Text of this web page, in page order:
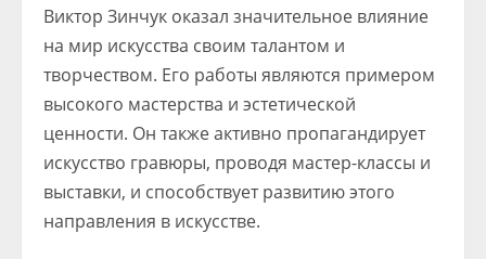
Виктор Зинчук оказал значительное влияние
на мир искусства своим талантом и
творчеством. Его работы являются примером
высокого мастерства и эстетической
ценности. Он также активно пропагандирует
искусство гравюры, проводя мастер-классы и
выставки, и способствует развитию этого
направления в искусстве.